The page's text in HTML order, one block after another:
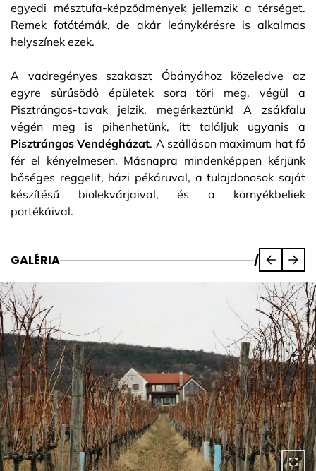
egyedi mésztufa-képződmények jellemzik a térséget.
Remek fotótémák, de akár leánykérésre is alkalmas
helyszínek ezek.
A vadregényes szakaszt Óbányához közeledve az
egyre sűrűsödő épületek sora töri meg, végül a
Pisztrángos-tavak jelzik, megérkeztünk! A zsákfalu
végén meg is pihenhetünk, itt találjuk ugyanis a
Pisztrángos Vendégházat. A szálláson maximum hat fő
fér el kényelmesen. Másnapra mindenképpen kérjünk
bőséges reggelit, házi pékáruval, a tulajdonosok saját
készítésű biolekvárjaival, és a környékbeliek
portékáival.
GALÉRIA /